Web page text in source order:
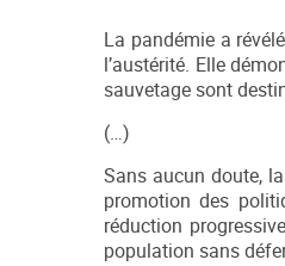
La pandémie a
l’austérité. Elle
sauvetage sont
(…)
Sans aucun doute,
promotion des
réduction
population sans